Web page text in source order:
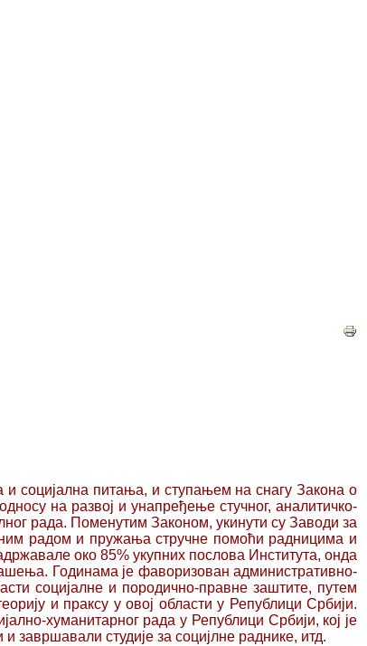
и социјална питања, и ступањем на снагу Закона о
на развој и унапређење стучног, аналитичко-
рада. Поменутим Законом, укинути су Заводи за
радом и пружања стручне помоћи радницима и
око 85% укупних послова Института, онда
Годинама је фаворизован административно-
социјалне и породично-правне заштите, путем
и праксу у овој области у Републици Србији.
хуманитарног рада у Републици Србији, кој је
завршавали студије за социјлне раднике, итд.